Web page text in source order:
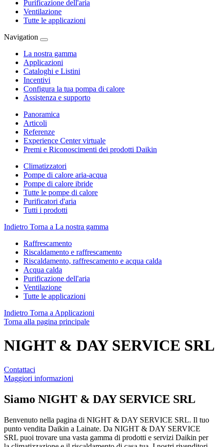
Purificazione dell'aria
Ventilazione
Tutte le applicazioni
Navigation
La nostra gamma
Applicazioni
Cataloghi e Listini
Incentivi
Configura la tua pompa di calore
Assistenza e supporto
Panoramica
Articoli
Referenze
Experience Center virtuale
Premi e Riconoscimenti dei prodotti Daikin
Climatizzatori
Pompe di calore aria-acqua
Pompe di calore ibride
Tutte le pompe di calore
Purificatori d'aria
Tutti i prodotti
Indietro Torna a La nostra gamma
Raffrescamento
Riscaldamento e raffrescamento
Riscaldamento, raffrescamento e acqua calda
Acqua calda
Purificazione dell'aria
Ventilazione
Tutte le applicazioni
Indietro Torna a Applicazioni
Torna alla pagina principale
NIGHT & DAY SERVICE SRL
Contattaci
Maggiori informazioni
Siamo NIGHT & DAY SERVICE SRL
Benvenuto nella pagina di NIGHT & DAY SERVICE SRL. Il tuo
punto vendita Daikin a Lainate. Da NIGHT & DAY SERVICE
SRL puoi trovare una vasta gamma di prodotti e servizi Daikin per